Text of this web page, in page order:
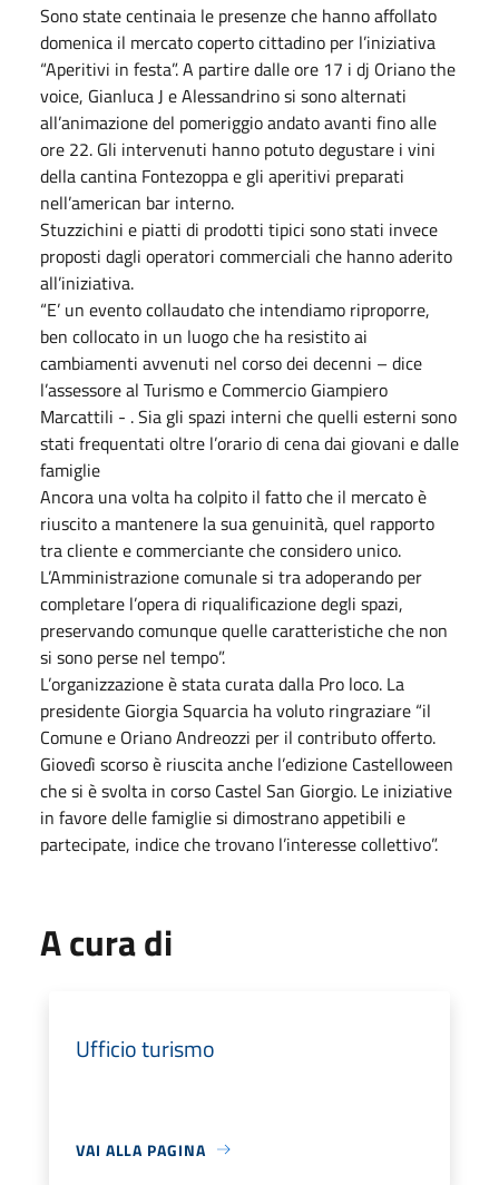
Sono state centinaia le presenze che hanno affollato
domenica il mercato coperto cittadino per l’iniziativa
“Aperitivi in festa”. A partire dalle ore 17 i dj Oriano the
voice, Gianluca J e Alessandrino si sono alternati
all’animazione del pomeriggio andato avanti fino alle
ore 22. Gli intervenuti hanno potuto degustare i vini
della cantina Fontezoppa e gli aperitivi preparati
nell’american bar interno.
Stuzzichini e piatti di prodotti tipici sono stati invece
proposti dagli operatori commerciali che hanno aderito
all’iniziativa.
“E’ un evento collaudato che intendiamo riproporre,
ben collocato in un luogo che ha resistito ai
cambiamenti avvenuti nel corso dei decenni – dice
l’assessore al Turismo e Commercio Giampiero
Marcattili - . Sia gli spazi interni che quelli esterni sono
stati frequentati oltre l’orario di cena dai giovani e dalle
famiglie
Ancora una volta ha colpito il fatto che il mercato è
riuscito a mantenere la sua genuinità, quel rapporto
tra cliente e commerciante che considero unico.
L’Amministrazione comunale si tra adoperando per
completare l’opera di riqualificazione degli spazi,
preservando comunque quelle caratteristiche che non
si sono perse nel tempo”.
L’organizzazione è stata curata dalla Pro loco. La
presidente Giorgia Squarcia ha voluto ringraziare “il
Comune e Oriano Andreozzi per il contributo offerto.
Giovedì scorso è riuscita anche l’edizione Castelloween
che si è svolta in corso Castel San Giorgio. Le iniziative
in favore delle famiglie si dimostrano appetibili e
partecipate, indice che trovano l’interesse collettivo”.
A cura di
Ufficio turismo
VAI ALLA PAGINA